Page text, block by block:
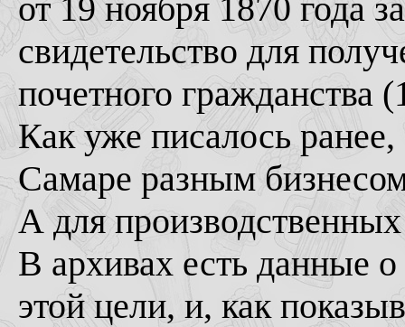
от 19 ноября 1870 года
свидетельство для
почетного гражданства
Как уже писалось
Самаре разным
А для
В архивах есть данные
этой цели, и, как